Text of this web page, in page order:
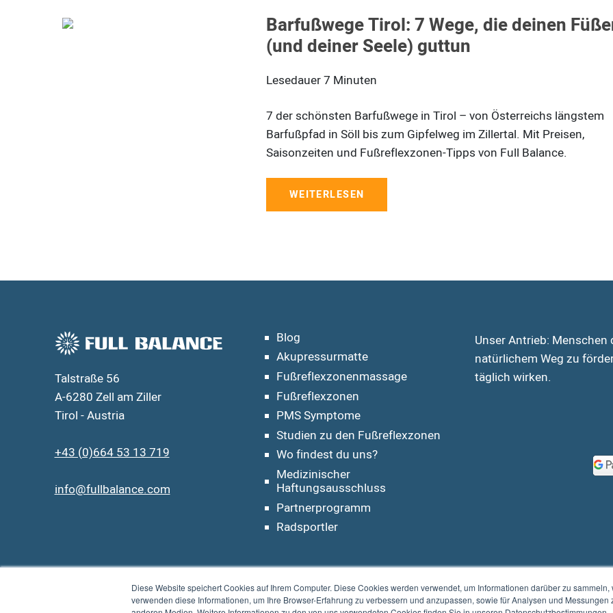
Diese Website speichert Cookies auf Ihrem Computer. Diese Cookies werden verwendet, um Informationen darüber zu
verwenden diese Informationen, um Ihre Browser-Erfahrung zu verbessern und anzupassen, sowie für Analysen und
Barfußwege Tirol: 7 Wege, die deinen
(und deiner Seele) guttun
Lesedauer7 Minuten
7 der schönsten Barfußwege in Tirol – von Österreichs längstem
Barfußpfad in Söll bis zum Gipfelweg im Zillertal. Mit Preisen,
Saisonzeiten und Fußreflexzonen-Tipps von Full Balance.
WEITERLESEN
Talstraße 56
A-6280 Zell am Ziller
Tirol - Austria
+43 (0)664 53 13 719
info@fullbalance.com
Blog
Akupressurmatte
Fußreflexzonen­massage
Fußreflexzonen
PMS Symptome
Studien zu den Fußreflexzonen
Wo findest du uns?
Medizinischer
Haftungsausschluss
Partnerprogramm
Radsportler
Unser Antrieb:
natürlichem Weg zu
täglich wirken.